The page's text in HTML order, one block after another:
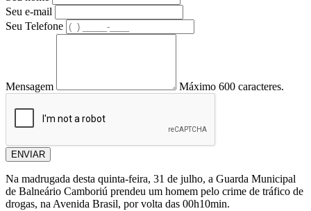
Seu e-mail
Seu Telefone
Mensagem Máximo 600 caracteres.
ENVIAR
Na madrugada desta quinta-feira, 31 de julho, a Guarda Municipal
de Balneário Camboriú prendeu um homem pelo crime de tráfico de
drogas, na Avenida Brasil, por volta das 00h10min.